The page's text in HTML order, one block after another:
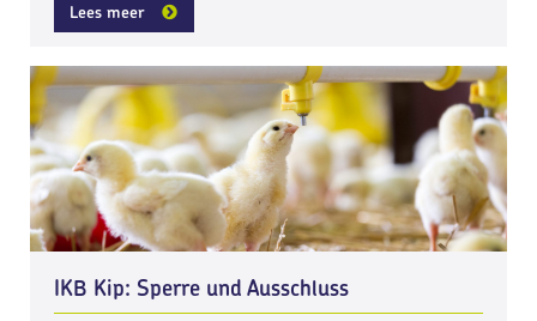
Lees meer
IKB Kip: Sperre und Ausschluss